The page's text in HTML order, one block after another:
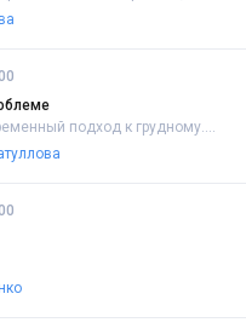
подход к грудному....